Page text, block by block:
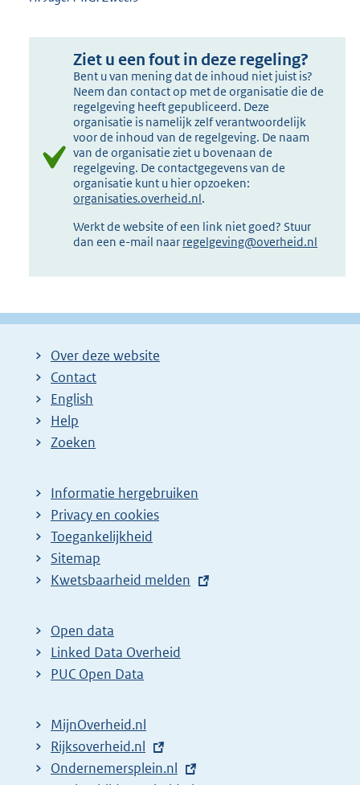
Ziet u een fout in deze regeling?
Bent u van mening dat de inhoud niet juist is?
Neem dan contact op met de organisatie die de
regelgeving heeft gepubliceerd. Deze
organisatie is namelijk zelf verantwoordelijk
voor de inhoud van de regelgeving. De naam
van de organisatie ziet u bovenaan de
regelgeving. De contactgegevens van de
organisatie kunt u hier opzoeken:
organisaties.overheid.nl.
Werkt de website of een link niet goed? Stuur
dan een e-mail naar regelgeving@overheid.nl
Over deze website
Contact
English
Help
Zoeken
Informatie hergebruiken
Privacy en cookies
Toegankelijkheid
Sitemap
E
t
e
r
l
i
n
Kwetsbaarheid melden
Open data
Linked Data Overheid
PUC Open Data
MijnOverheid.nl
E
x
Rijksoverheid.nl
E
Ondernemersplein.nl